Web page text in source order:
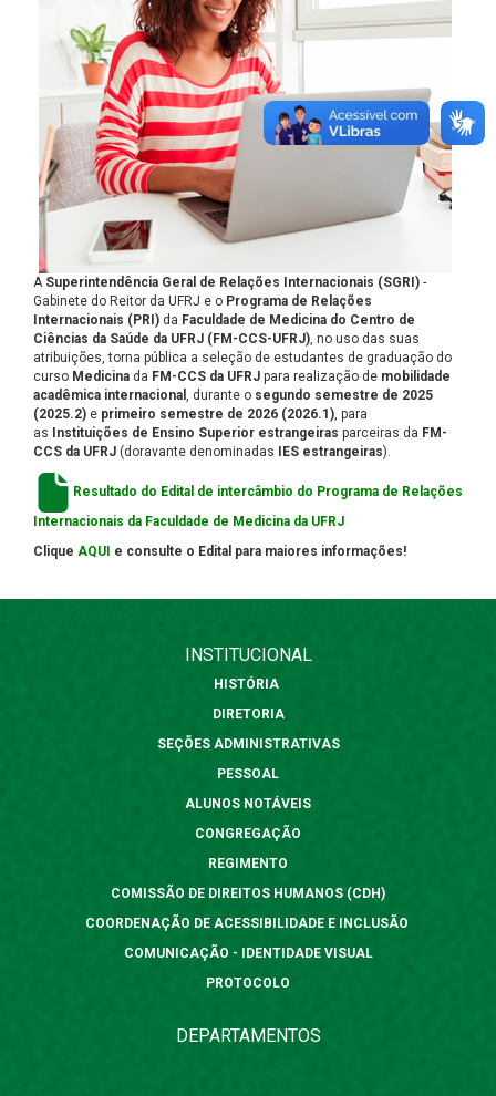
A Superintendência Geral de Relações Internacionais (SGRI) -
Gabinete do Reitor da UFRJ e o Programa de Relações
Internacionais (PRI) da Faculdade de Medicina do Centro de
Ciências da Saúde da UFRJ (FM-CCS-UFRJ), no uso das suas
atribuições, torna pública a seleção de estudantes de graduação do
curso Medicina da FM-CCS da UFRJ para realização de mobilidade
acadêmica internacional , durante o segundo semestre de 2025
(2025.2) e primeiro semestre de 2026 (2026.1), para
as
Instituições de Ensino Superior estrangeiras parceiras da FM-
CCS da UFRJ (doravante denominadas IES estrangeiras).
Resultado do Edital de intercâmbio do Programa de Relações
Internacionais da Faculdade de Medicina da UFRJ
Clique AQUI e consulte o Edital para maiores informações!
INSTITUCIONAL
HISTÓRIA
DIRETORIA
SEÇÕES ADMINISTRATIVAS
PESSOAL
ALUNOS NOTÁVEIS
CONGREGAÇÃO
REGIMENTO
COMISSÃO DE DIREITOS HUMANOS (CDH)
COORDENAÇÃO DE ACESSIBILIDADE E INCLUSÃO
COMUNICAÇÃO - IDENTIDADE VISUAL
PROTOCOLO
DEPARTAMENTOS